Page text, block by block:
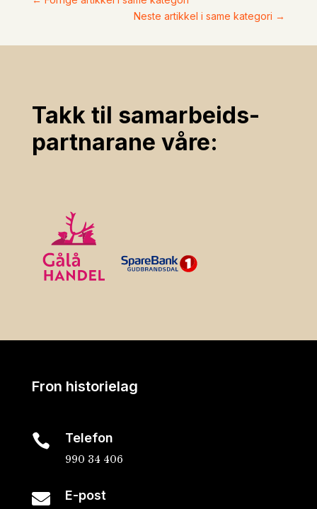
Neste artikkel i same kategori →
Takk til samarbeids­
partnarane våre:
Fron historielag
 Telefon
990 34 406
 E-post